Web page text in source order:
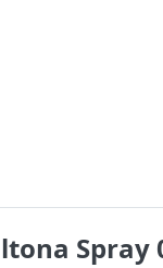
Spray